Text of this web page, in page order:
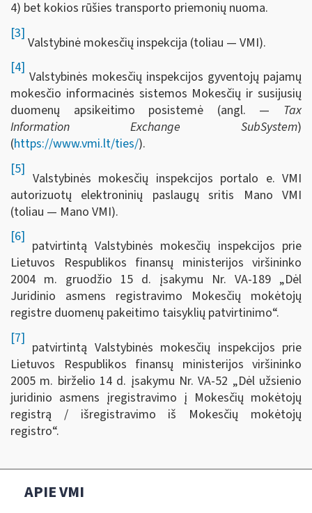
4) bet kokios rūšies transporto priemonių nuoma.
[3]
Valstybinė mokesčių inspekcija (toliau — VMI).
[4]
Valstybinės mokesčių inspekcijos gyventojų pajamų
mokesčio informacinės sistemos Mokesčių ir susijusių
duomenų apsikeitimo posistemė (angl. — Tax
Information Exchange SubSystem)
(https://www.vmi.lt/ties/).
[5]
Valstybinės mokesčių inspekcijos portalo e. VMI
autorizuotų elektroninių paslaugų sritis Mano VMI
(toliau — Mano VMI).
[6]
patvirtintą Valstybinės mokesčių inspekcijos prie
Lietuvos Respublikos finansų ministerijos viršininko
2004 m. gruodžio 15 d. įsakymu Nr. VA-189 „Dėl
Juridinio asmens registravimo Mokesčių mokėtojų
registre duomenų pakeitimo taisyklių patvirtinimo“.
[7]
patvirtintą Valstybinės mokesčių inspekcijos prie
Lietuvos Respublikos finansų ministerijos viršininko
2005 m. birželio 14 d. įsakymu Nr. VA-52 „Dėl užsienio
juridinio asmens įregistravimo į Mokesčių mokėtojų
registrą / išregistravimo iš Mokesčių mokėtojų
registro“.
APIE VMI